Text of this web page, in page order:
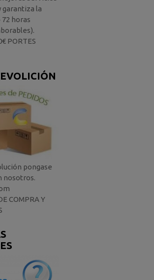
garantiza la
horas
PORTES
pongase
nosotros.
COMPRA Y